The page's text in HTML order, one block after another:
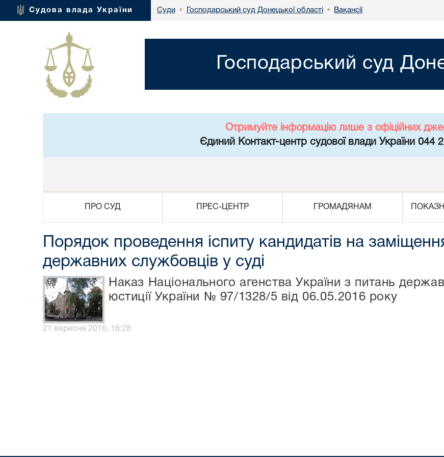
Судова влада України Суди • Господарський суд Донецької області • Вакансії
Господарський суд
Отримуйте інформацію лише з офіційних
Єдиний Контакт-центр судової влади України 044
ПРО СУД ПРЕС-ЦЕНТР ГРОМАДЯНАМ
Порядок проведення іспиту кандидатів на
державних службовців у суді
Наказ Національного агенства України з питань
юстиції України № 97/1328/5 від 06.05.2016 року
21 вересня 2016, 16:28